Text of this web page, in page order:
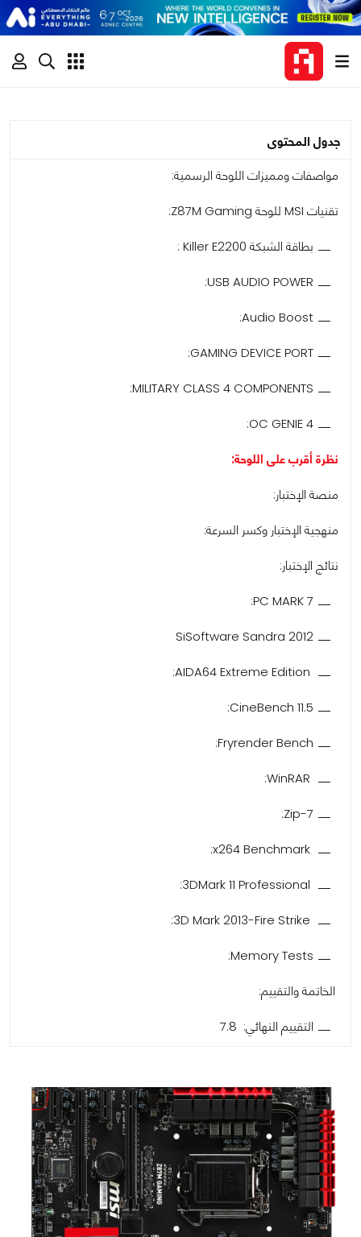
جدول المحتوى
مواصفات ومميزات اللوحة الرسمية:
تقنيات MSI للوحة Z87M Gaming:
بطاقة الشبكة Killer E2200 :
USB AUDIO POWER:
Audio Boost:
GAMING DEVICE PORT:
MILITARY CLASS 4 COMPONENTS:
OC GENIE 4:
نظرة أقرب على اللوحة:
منصة الإختبار:
منهجية الإختبار وكسر السرعة:
نتائج الإختبار:
PC MARK 7:
SiSoftware Sandra 2012
CineBench 11.5:
Fryrender Bench:
7-Zip:
Memory Tests:
الخاتمة والتقييم:
التقييم النهائي: 7.8